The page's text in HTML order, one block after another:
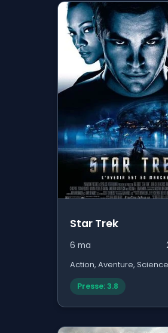
Star Trek
6 ma
Action, Aventure,
Presse: 3.8